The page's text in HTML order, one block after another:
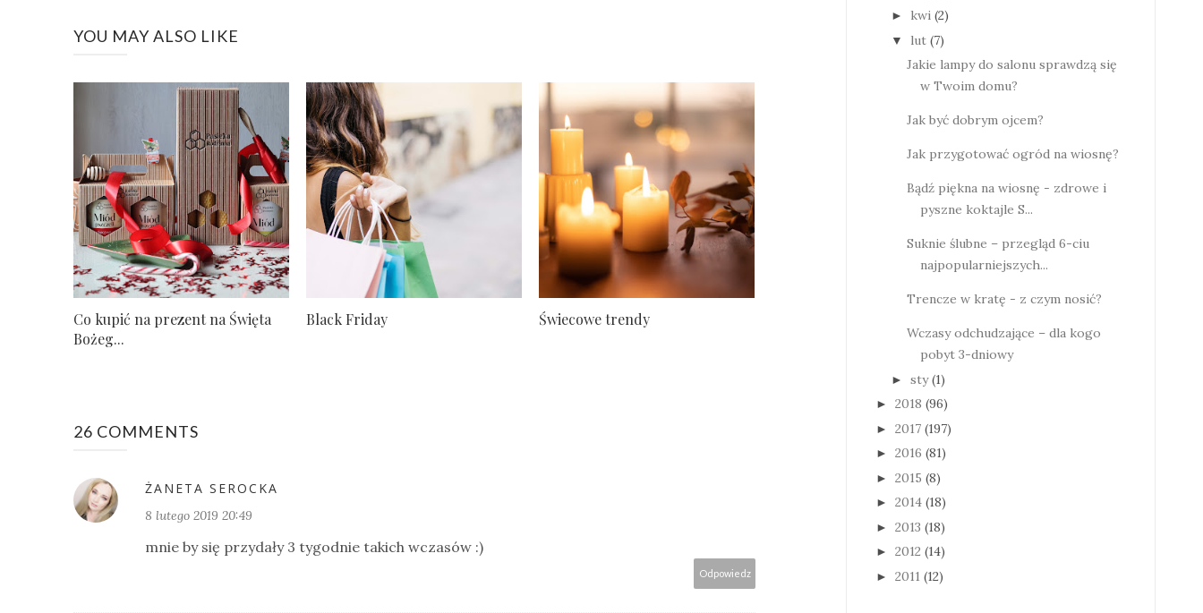
YOU MAY ALSO LIKE
Co kupić na prezent na Święta
Bożeg...
Black Friday Świecowe trendy
26 COMMENTS
ŻANETA SEROCKA
8 lutego 2019 20:49
mnie by się przydały 3 tygodnie takich wczasów :)
Odpowiedz
► kwi (2)
▼ lut (7)
Jakie lampy do salonu sprawdzą się
w Twoim domu?
Jak być dobrym ojcem?
Jak przygotować ogród na wiosnę?
Bądź piękna na wiosnę - zdrowe i
pyszne koktajle S...
Suknie ślubne – przegląd 6-ciu
najpopularniejszych...
Trencze w kratę - z czym nosić?
Wczasy odchudzające – dla kogo
pobyt 3-dniowy
► sty (1)
► 2018 (96)
► 2017 (197)
► 2016 (81)
► 2015 (8)
► 2014 (18)
► 2013 (18)
► 2012 (14)
► 2011 (12)